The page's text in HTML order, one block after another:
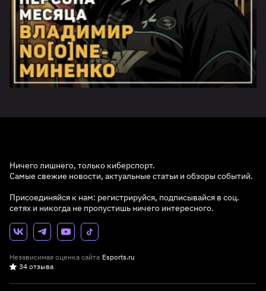
Ничего лишнего, только киберспорт.
Самые свежие новости, актуальные статьи и обзоры событий.
Присоединяйся к нам: регистрируйся, подписывайся в соц.
сетях и никогда не пропустишь ничего интересного.
Независимая оценка сайта Esports.ru
34 отзыва